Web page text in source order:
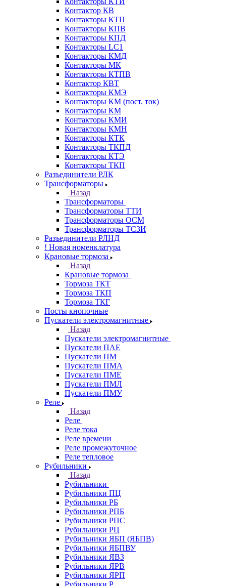
Контактор КВ
Контакторы КТП
Контакторы КПВ
Контакторы КПД
Контакторы LC1
Контакторы КМД
Контакторы МК
Контакторы КТПВ
Контактор КВТ
Контакторы КМЭ
Контакторы КМ (пост. ток)
Контакторы КМ
Контакторы КМИ
Контакторы КМН
Контакторы КТК
Контакторы ТКПД
Контакторы КТЭ
Контакторы ТКП
Разъединители РЛК
Трансформаторы
Назад
Трансформаторы
Трансформаторы ТТИ
Трансформаторы ОСМ
Трансформаторы ТСЗИ
Разъединители РЛНД
! Новая номенклатура
Крановые тормоза
Назад
Крановые тормоза
Тормоза ТКТ
Тормоза ТКП
Тормоза ТКГ
Посты кнопочные
Пускатели электромагнитные
Назад
Пускатели электромагнитные
Пускатели ПАЕ
Пускатели ПМ
Пускатели ПМА
Пускатели ПМЕ
Пускатели ПМЛ
Пускатели ПМУ
Реле
Назад
Реле
Реле тока
Реле времени
Реле промежуточное
Реле тепловое
Рубильники
Назад
Рубильники
Рубильники ПЦ
Рубильники РБ
Рубильники РПБ
Рубильники РПС
Рубильники РЦ
Рубильники ЯБП (ЯБПВ)
Рубильники ЯБПВУ
Рубильники ЯВЗ
Рубильники ЯРВ
Рубильники ЯРП
Рубильники Р